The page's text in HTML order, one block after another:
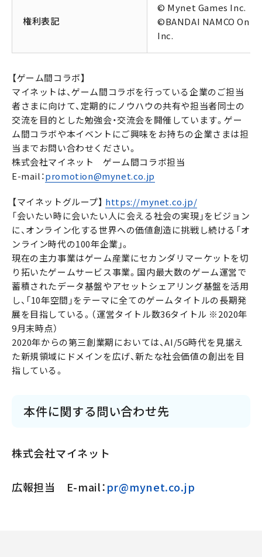
権利表記
© Mynet Games Inc.
©BANDAI NAMCO
Inc.
【ゲーム間コラボ】
マイネットは、ゲーム間コラボを行っている企業のご担当
者さまに向けて、定期的にノウハウの共有や担当者同士の
交流を目的とした勉強会・交流会を開催しています。ゲー
ム間コラボや本イベントにご興味をお持ちの企業さまは担
当までお問い合わせください。
株式会社マイネット ゲーム間コラボ担当
E-mail：promotion@mynet.co.jp
【マイネットグループ】 https://mynet.co.jp/
「会いたい時に会いたい人に会える社会の実現」をビジョン
に、オンライン化する世界への価値創造に挑戦し続ける「オ
ンライン時代の100年企業」。
現在の主力事業はゲーム産業にセカンダリマーケットを切
り拓いたゲームサービス事業。国内最大数のゲーム運営で
蓄積されたデータ基盤やアセットシェアリング基盤を活用
し、「10年空間」をテーマに全てのゲームタイトルの長期発
展を目指している。（運営タイトル数36タイトル ※2020年
9月末時点）
2020年からの第三創業期においては、AI/5G時代を見据え
た新規領域にドメインを広げ、新たな社会価値の創出を目
指している。
本件に関する問い合わせ先
株式会社マイネット
広報担当 E-mail：pr@mynet.co.jp